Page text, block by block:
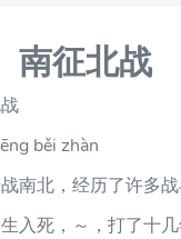
南征北战
běi zhàn
南北，经历了许多战
入死，～，打了十